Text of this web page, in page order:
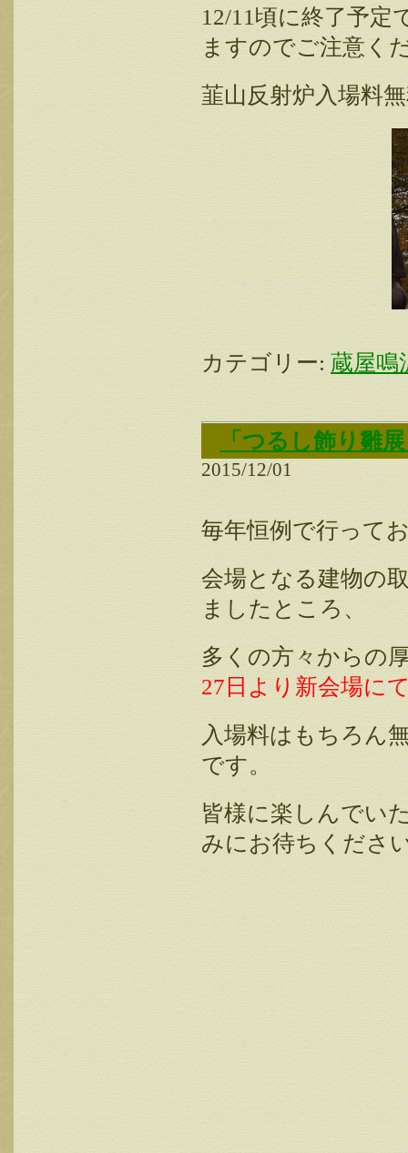
12/11頃に終了予定
ますのでご注意く
韮山反射炉入場料
カテゴリー: 蔵屋鳴
「つるし飾り雛
2015/12/01
毎年恒例で行って
会場となる建物の
ましたところ、
多くの方々からの
27日より新会場に
入場料はもちろん
です。
皆様に楽しんでい
みにお待ちくださ